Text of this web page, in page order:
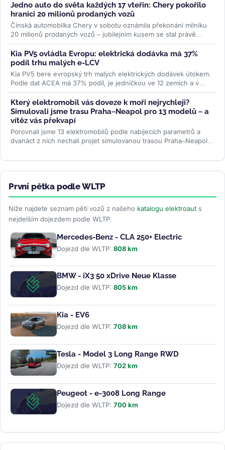
Jedno auto do světa každých 17 vteřin: Chery pokořilo
hranici 20 milionů prodaných vozů
Čínská automobilka Chery v sobotu oznámila překonání milníku
20 milionů prodaných vozů – jubilejním kusem se stal právě
uváděný...>>
Kia PV5 ovládla Evropu: elektrická dodávka má 37%
podíl trhu malých e-LCV
Kia PV5 bere evropský trh malých elektrických dodávek útokem.
Podle dat ACEA má 37% podíl, je jedničkou ve 12 zemích a v
Británii...>>
Který elektromobil vás doveze k moři nejrychleji?
Simulovali jsme trasu Praha–Neapol pro 13 modelů – a
vítěz vás překvapí
Porovnali jsme 13 elektromobilů podle nabíjecích parametrů a
dvanáct z nich nechali projet simulovanou trasou Praha–Neapol v
První pětka podle WLTP
Níže najdete seznam pěti vozů z našeho katalogu elektroaut s
nejdelším dojezdem podle WLTP.
Mercedes-Benz - CLA 250+ Electric
Dojezd dle WLTP: 808 km
BMW - iX3 50 xDrive Neue Klasse
Dojezd dle WLTP: 805 km
Kia - EV6
Dojezd dle WLTP: 708 km
Tesla - Model 3 Long Range RWD
Dojezd dle WLTP: 702 km
Peugeot - e-3008 Long Range
Dojezd dle WLTP: 700 km